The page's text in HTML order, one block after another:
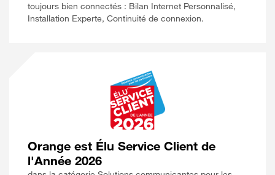
toujours bien connectés : Bilan Internet Personnalisé,
Installation Experte, Continuité de connexion.
Orange est Élu Service Client de
l'Année 2026